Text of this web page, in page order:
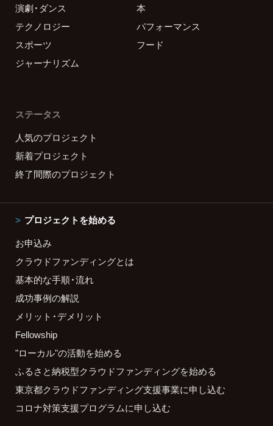
演劇・ダンス
本
テクノロジー
パフォーマンス
スポーツ
フード
ジャーナリズム
ステータス
人気のプロジェクト
新着プロジェクト
終了間際のプロジェクト
プロジェクトを始める
お申込み
クラウドファンディングとは
基本的な手順・流れ
成功事例の解説
メリット・デメリット
Fellowship
"ローカル"の活動を始める
ふるさと納税型クラウドファンディングを始める
東京都クラウドファンディング支援事業に申し込む
コロナ対策支援プログラムに申し込む